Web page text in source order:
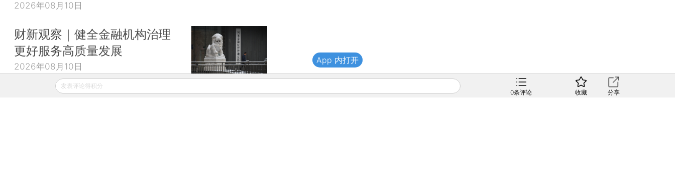
2026年08月10日
财新观察｜健全金融机构治理
更好服务高质量发展
2026年08月10日
发表评论得积分
0条评论 收藏 分享
App 内打开